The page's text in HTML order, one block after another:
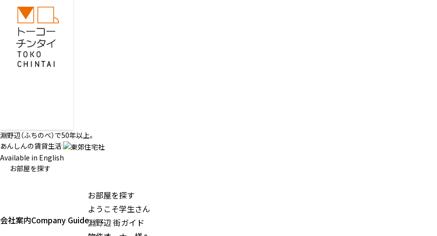
淵野辺（ふちのべ）で50年以上。
あんしんの賃貸生活
Available in English
お部屋を探す
お部屋を探す
ようこそ学生さん
淵野辺 街ガイド
会社案内Company Guide